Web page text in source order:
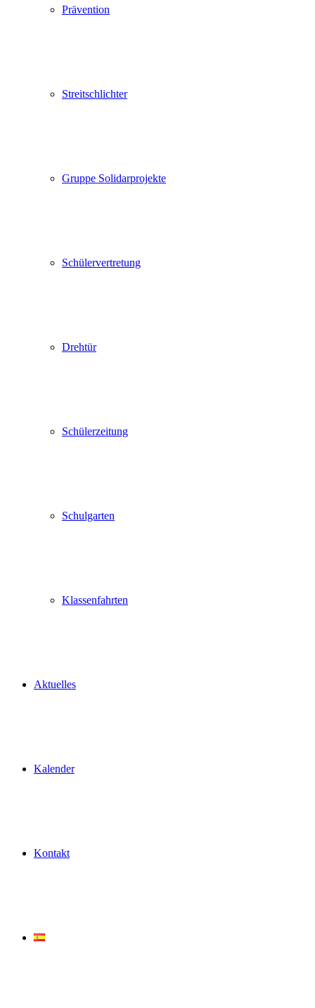
Prävention
Streitschlichter
Gruppe Solidarprojekte
Schülervertretung
Drehtür
Schülerzeitung
Schulgarten
Klassenfahrten
Aktuelles
Kalender
Kontakt